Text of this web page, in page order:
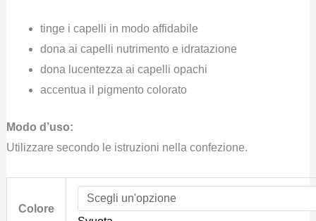
tinge i capelli in modo affidabile
dona ai capelli nutrimento e idratazione
dona lucentezza ai capelli opachi
accentua il pigmento colorato
Modo d’uso:
Utilizzare secondo le istruzioni nella confezione.
Colore